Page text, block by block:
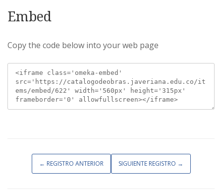
Embed
Copy the code below into your web page
← REGISTRO ANTERIOR SIGUIENTE REGISTRO →